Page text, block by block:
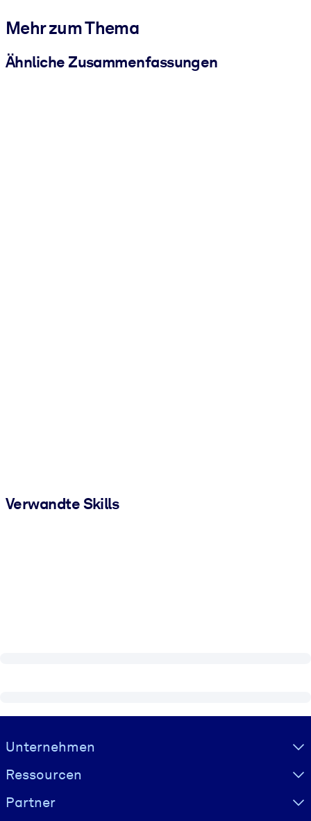
Mehr zum Thema
Ähnliche Zusammenfassungen
Verwandte Skills
Visually hidden Text
Unternehmen
Ressourcen
Partner